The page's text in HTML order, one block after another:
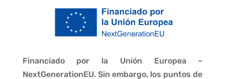
Financiado por la Unión Europea –
NextGenerationEU. Sin embargo, los puntos de